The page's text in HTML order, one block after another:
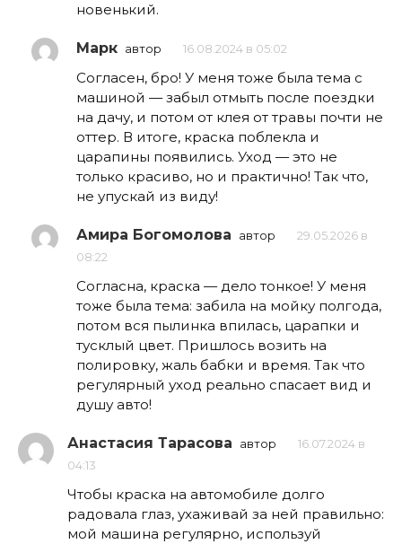
новенький.
Марк автор 16.08.2024 в 05:02
Согласен, бро! У меня тоже была тема с
машиной — забыл отмыть после поездки
на дачу, и потом от клея от травы почти не
оттер. В итоге, краска поблекла и
царапины появились. Уход — это не
только красиво, но и практично! Так что,
не упускай из виду!
Амира Богомолова автор
29.05.2026 в
08:22
Согласна, краска — дело тонкое! У меня
тоже была тема: забила на мойку полгода,
потом вся пылинка впилась, царапки и
тусклый цвет. Пришлось возить на
полировку, жаль бабки и время. Так что
регулярный уход реально спасает вид и
душу авто!
Анастасия Тарасова автор
16.07.2024 в
04:13
Чтобы краска на автомобиле долго
радовала глаз, ухаживай за ней правильно:
мой машина регулярно, используй